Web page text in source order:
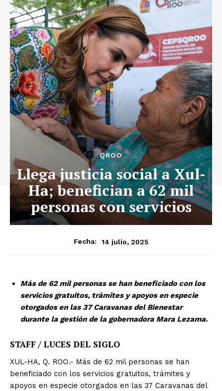
QROO
Llega justicia social a Xul-
Ha; benefician a 62 mil
personas con servicios
Fecha: 14 julio, 2025
Más de 62 mil personas se han beneficiado con los
servicios gratuitos, trámites y apoyos en especie
otorgados en las 37 Caravanas del Bienestar
durante la gestión de la gobernadora Mara Lezama.
STAFF / LUCES DEL SIGLO
XUL-HA, Q. ROO.- Más de 62 mil personas se han
beneficiado con los servicios gratuitos, trámites y
apoyos en especie otorgados en las 37 Caravanas del